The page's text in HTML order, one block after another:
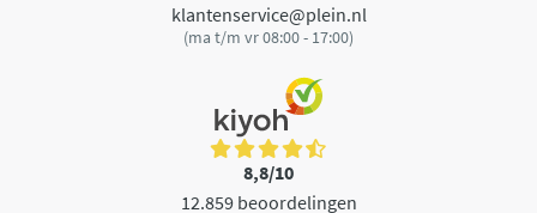
klantenservice@plein.nl
(ma t/m vr 08:00 - 17:00)
8,8/10
12.859 beoordelingen